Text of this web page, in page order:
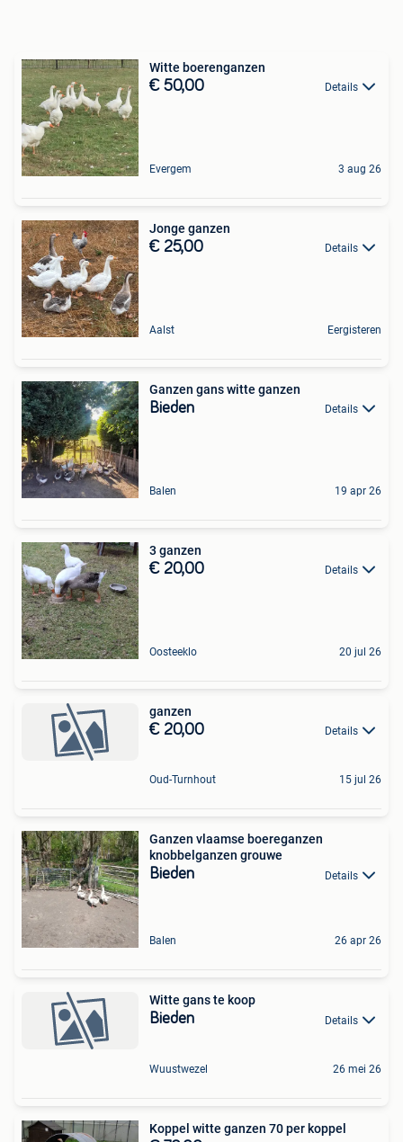
Witte boerenganzen
€ 50,00 Details
Evergem 3 aug 26
Jonge ganzen
€ 25,00 Details
Aalst Eergisteren
Ganzen gans witte ganzen
Bieden Details
Balen 19 apr 26
3 ganzen
€ 20,00 Details
Oosteeklo 20 jul 26
ganzen
€ 20,00 Details
Oud-Turnhout 15 jul 26
Ganzen vlaamse boereganzen
knobbelganzen grouwe
Bieden Details
Balen 26 apr 26
Witte gans te koop
Bieden Details
Wuustwezel 26 mei 26
Koppel witte ganzen 70 per koppel